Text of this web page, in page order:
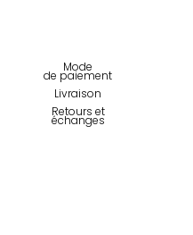
Mode
de paiement
Livraison
Retours et
échanges